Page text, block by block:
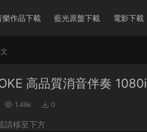
樂作品下載 藍光原盤下載 電影下載
高品質消音伴奏 1080i
1.49k 0
請移至下方